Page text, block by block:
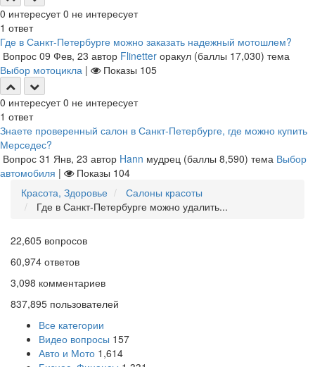
0 интересует 0 не интересует
1 ответ
Где в Санкт-Петербурге можно заказать надежный мотошлем?
Вопрос 09 Фев, 23 автор Flinetter оракул (баллы 17,030) тема
Выбор мотоцикла | Показы 105
0 интересует 0 не интересует
1 ответ
Знаете проверенный салон в Санкт-Петербурге, где можно купить
Мерседес?
Вопрос 31 Янв, 23 автор Hann мудрец (баллы 8,590) тема Выбор
автомобиля | Показы 104
Красота, Здоровье
Салоны красоты
Где в Санкт-Петербурге можно удалить...
22,605 вопросов
60,974 ответов
3,098 комментариев
837,895 пользователей
Все категории
Видео вопросы 157
Авто и Мото 1,614